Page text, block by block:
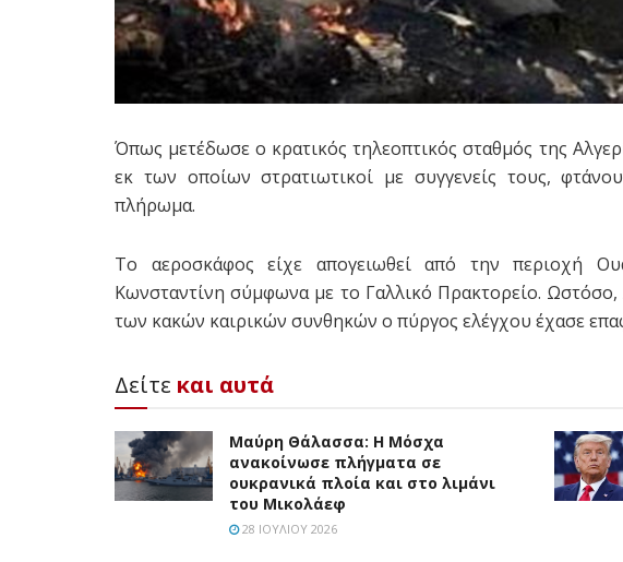
Όπως μετέδωσε ο κρατικός τηλεοπτικός σταθμός της
εκ των οποίων στρατιωτικοί με συγγενείς τους,
πλήρωμα.
Το αεροσκάφος είχε απογειωθεί από την περιοχή
Κωνσταντίνη σύμφωνα με το Γαλλικό Πρακτορείο. Ωστόσο,
των κακών καιρικών συνθηκών ο πύργος ελέγχου έχασε
Δείτε και αυτά
Μαύρη Θάλασσα: Η Μόσχα
ανακοίνωσε πλήγματα σε
ουκρανικά πλοία και στο λιμάνι
του Μικολάεφ
28 ΙΟΥΛΊΟΥ 2026